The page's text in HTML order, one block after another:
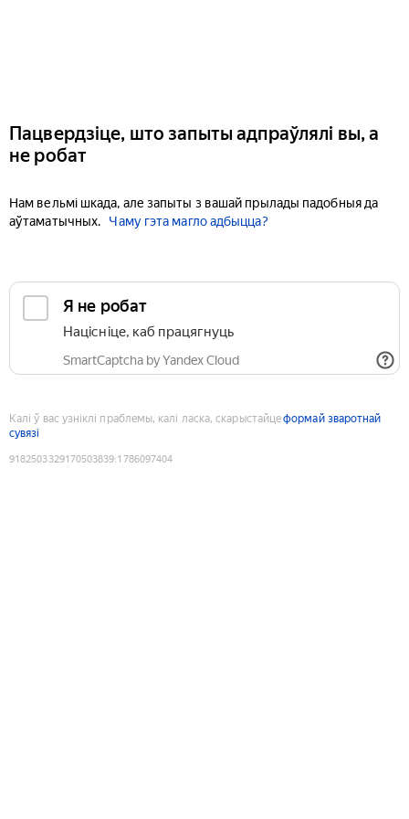
Пацвердзіце, што запыты адпраўлялі вы, а
не робат
Нам вельмі шкада, але запыты з вашай прылады падобныя да
аўтаматычных.
Чаму гэта магло адбыцца?
Я не робат
Націсніце, каб працягнуць
SmartCaptcha by Yandex Cloud
Калі ў вас узніклі праблемы, калі ласка, скарыстайцеформай зваротнай
сувязі
9182503329170503839:1786097404